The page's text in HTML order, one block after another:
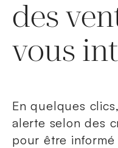
des
vous
En quelques
alerte selon des
pour être